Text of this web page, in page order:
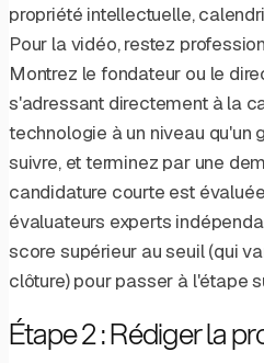
propriété intellectuelle,
Pour la vidéo, restez
Montrez le fondateur ou le
s'adressant directement à la
technologie à un niveau qu'un
suivre, et terminez par une
candidature courte est
évaluateurs experts
score supérieur au seuil (qui
clôture) pour passer à l'étape
Étape 2 : Rédiger la